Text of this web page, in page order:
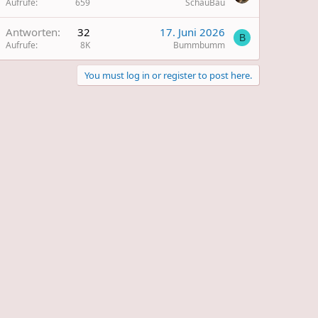
Aufrufe 659 SchauBau
Antworten 32
Aufrufe 8K
17. Juni 2026
Bummbumm
B
You must log in or register to post here.